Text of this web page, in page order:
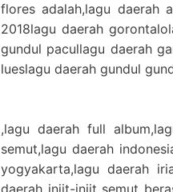
flores adalah,lagu daerah
2018lagu daerah
gundul pacullagu daerah
lueslagu daerah gundul
,lagu daerah full
semut,lagu daerah
yogyakarta,lagu daerah